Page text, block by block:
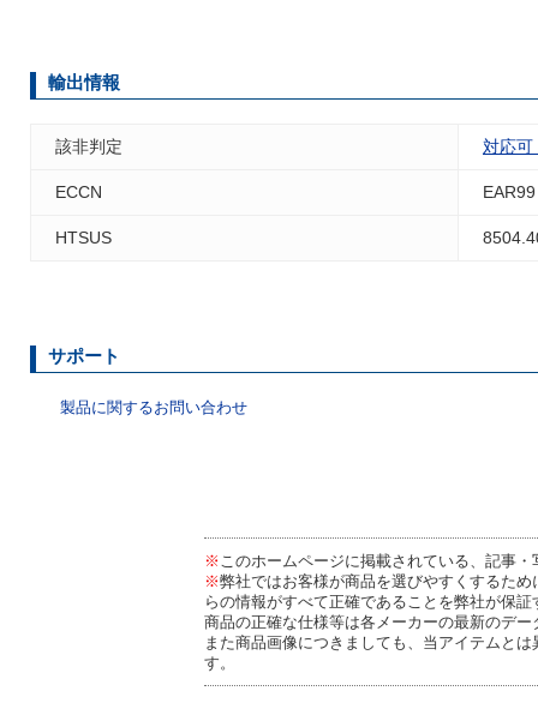
輸出情報
該非判定 対応可
ECCN EAR99
HTSUS
サポート
製品に関するお問い合わせ
※ このホームページに掲載されている、記事
※弊社ではお客様が商品を選びやすくするた
らの情報がすべて正確であることを弊社が保
商品の正確な仕様等は各メーカーの最新のデ
また商品画像につきましても、当アイテムと
す。